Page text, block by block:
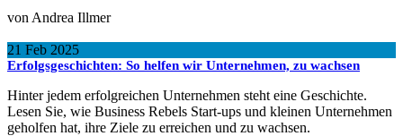
von Andrea Illmer
21 Feb 2025
Erfolgsgeschichten: So helfen wir Unternehmen, zu wachsen
Hinter jedem erfolgreichen Unternehmen steht eine Geschichte.
Lesen Sie, wie Business Rebels Start-ups und kleinen Unternehmen
geholfen hat, ihre Ziele zu erreichen und zu wachsen.